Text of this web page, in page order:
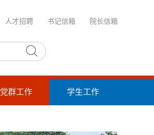
人才招聘 书记信箱 院长信箱
党群工作 学生工作